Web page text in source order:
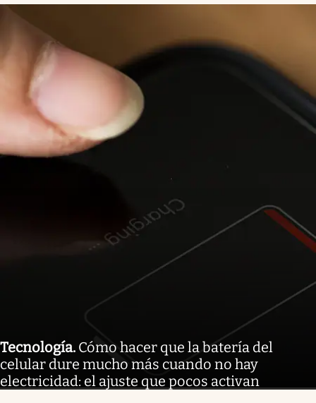
Tecnología. Cómo hacer que la batería del
celular dure mucho más cuando no hay
electricidad: el ajuste que pocos activan